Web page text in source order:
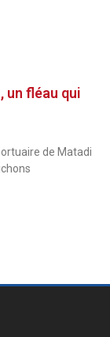
un fléau qui
de Matadi